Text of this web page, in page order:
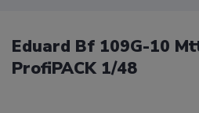
Eduard Bf 109G-10
ProfiPACK 1/48